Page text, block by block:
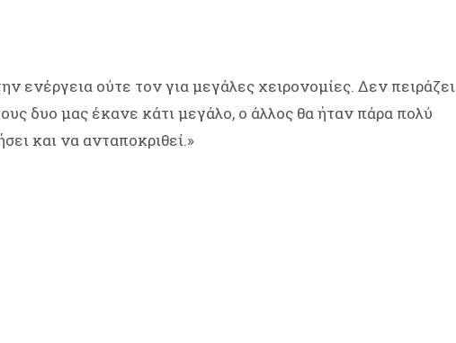
ενέργεια ούτε τον για μεγάλες χειρονομίες. Δεν πειράζει
δυο μας έκανε κάτι μεγάλο, ο άλλος θα ήταν πάρα πολύ
και να ανταποκριθεί.»